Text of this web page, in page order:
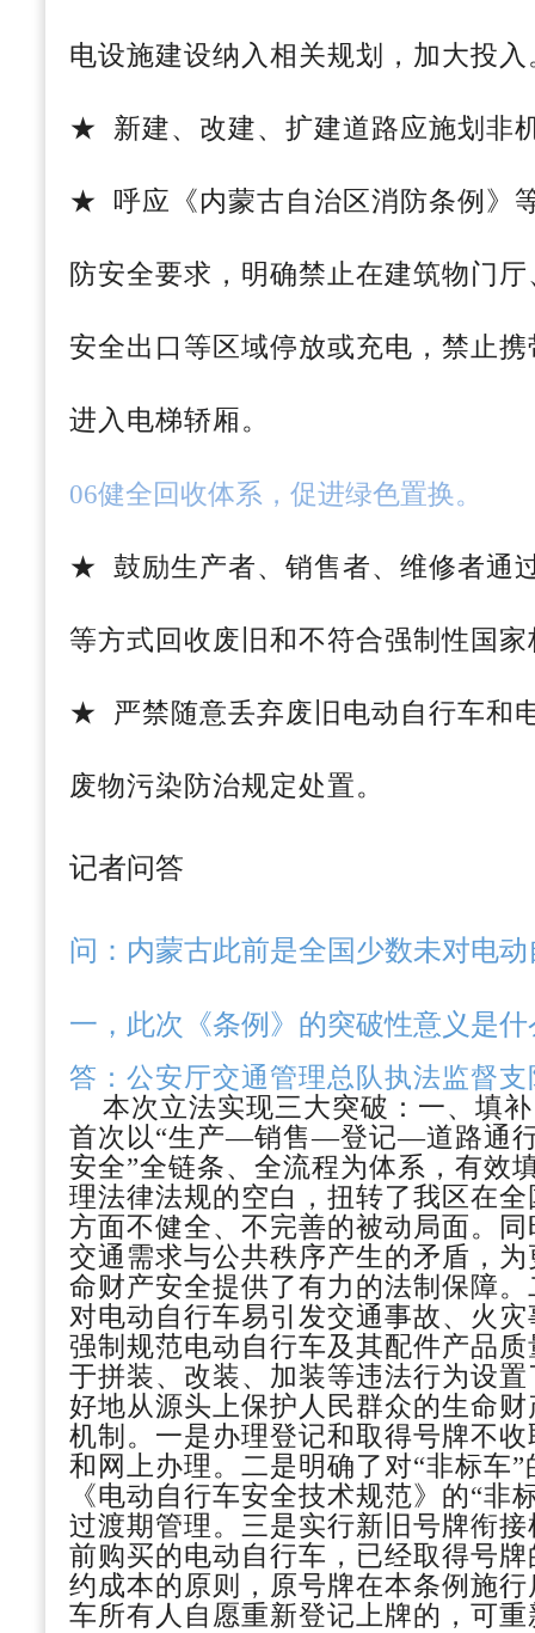
电设施建设纳入相关规划，加大投入
★ 新建、改建、扩建道路应施划非
★ 呼应《内蒙古自治区消防条例》
防安全要求，明确禁止在建筑物门
安全出口等区域停放或充电，禁止
进入电梯轿厢。
06健全回收体系，促进绿色置换。
★ 鼓励生产者、销售者、维修者通
等方式回收废旧和不符合强制性国
★ 严禁随意丢弃废旧电动自行车和
废物污染防治规定处置。
记者问答
问 ： 内蒙古此前是全国少数未对电
一，此次《条例》的突破性意义是什
答： 公安厅交通管理总队执法监督
本次立法实现三大突破：一、 填
首次以“生产—销售—登记—道路通
安全”全链条、全流程为体系，有效
理法律法规的空白，扭转了我区在
方面不健全、不完善的被动局面。
交通需求与公共秩序产生的矛盾，
命财产安全提供了有力的法制保障。
对电动自行车易引发交通事故、火
强制规范电动自行车及其配件产品
于拼装、改装、加装等违法行为设
好地从源头上保护人民群众的生命
机制 。一是办理登记和取得号牌不
和网上办理。二是明确了对“非标车
《电动自行车安全技术规范》的“非
过渡期管理。三是实行新旧号牌衔
前购买的电动自行车，已经取得号
约成本的原则，原号牌在本条例施
车所有人自愿重新登记上牌的，可